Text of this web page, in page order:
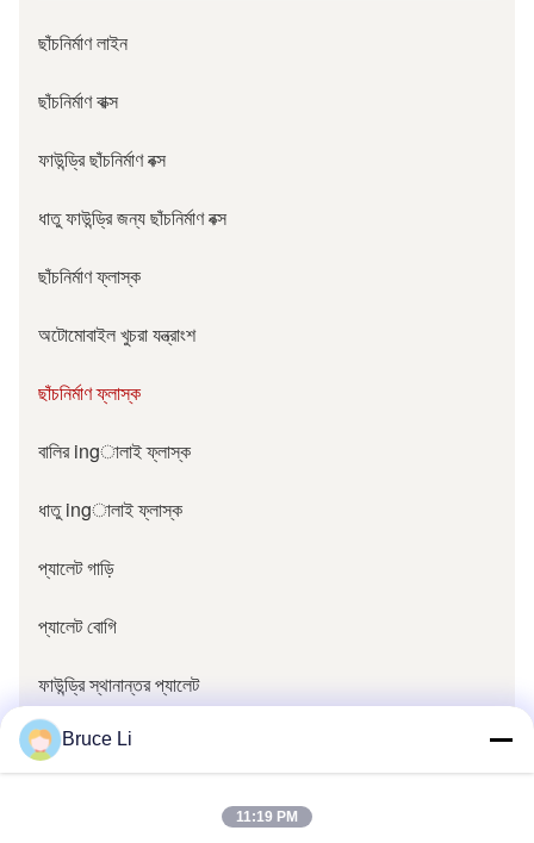
ছাঁচনির্মাণ লাইন
ছাঁচনির্মাণ বাক্স
ফাউন্ড্রি ছাঁচনির্মাণ বক্স
ধাতু ফাউন্ড্রি জন্য ছাঁচনির্মাণ বক্স
ছাঁচনির্মাণ ফ্লাস্ক
অটোমোবাইল খুচরা যন্ত্রাংশ
ছাঁচনির্মাণ ফ্লাস্ক
বালির ingালাই ফ্লাস্ক
ধাতু ingালাই ফ্লাস্ক
প্যালেট গাড়ি
প্যালেট বোগি
ফাউন্ড্রি স্থানান্তর প্যালেট
ফাউন্ড্রি অংশ
Bruce Li
11:19 PM